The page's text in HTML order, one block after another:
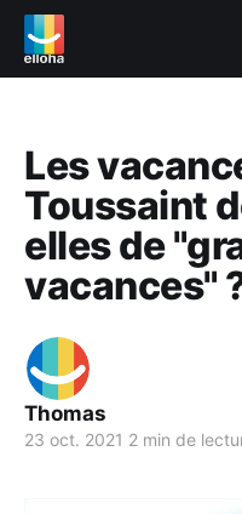
Les
Toussaint
elles de
vacances"
Thomas
23 oct. 2021 2 min de